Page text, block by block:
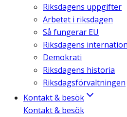
Riksdagens uppgifter
Arbetet i riksdagen
Så fungerar EU
Riksdagens
Demokrati
Riksdagens historia
Riksdagsförvaltningen
Kontakt & besök
Kontakt & besök